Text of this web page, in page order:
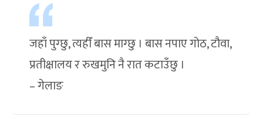
जहाँ पुग्छु, त्यहीँ बास माग्छु । बास नपाए गोठ, टौवा,
प्रतीक्षालय र रुखमुनि नै रात कटाउँछु ।
– गेलाङ